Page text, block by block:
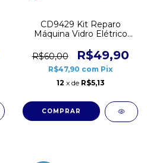
CD9429 Kit Reparo
Máquina Vidro Elétrico
2012 a 2022 Dianteiro
R$60,00 R$49,90
R$47,90 com Pix
12 x de R$5,13